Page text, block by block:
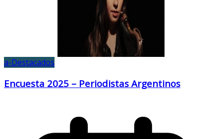
a-Destacados
Encuesta 2025 – Periodistas Argentinos